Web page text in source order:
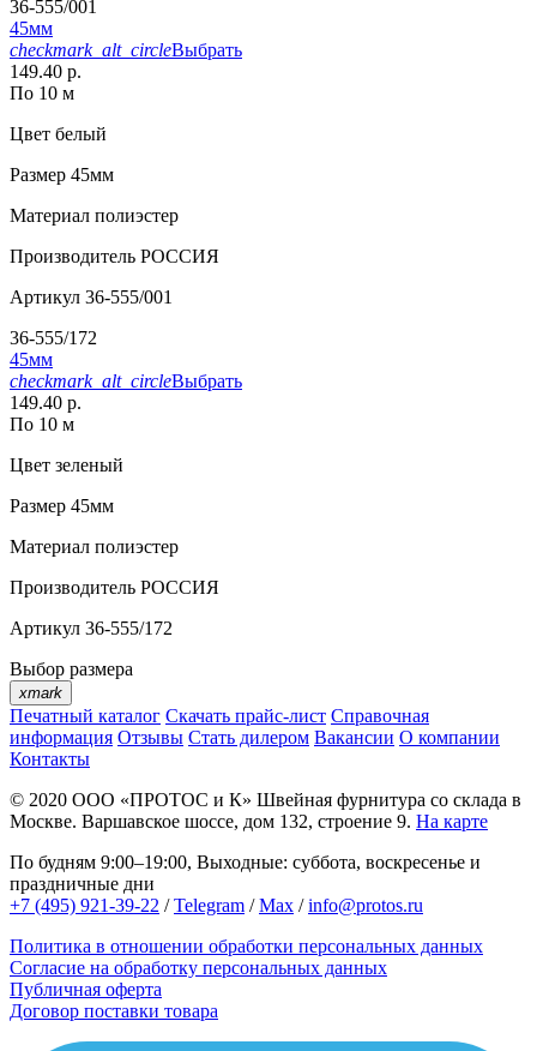
36-555/001
45мм
checkmark_alt_circleВыбрать
149.40 р.
По 10 м
Цвет белый
Размер 45мм
Материал полиэстер
Производитель РОССИЯ
Артикул 36-555/001
36-555/172
45мм
checkmark_alt_circleВыбрать
149.40 р.
По 10 м
Цвет зеленый
Размер 45мм
Материал полиэстер
Производитель РОССИЯ
Артикул 36-555/172
Выбор размера
xmark
Печатный каталог Скачать прайс-лист Справочная
информация Отзывы Стать дилером Вакансии О компании
Контакты
© 2020 ООО «ПРОТОС и К» Швейная фурнитура со склада в
Москве. Варшавское шоссе, дом 132, строение 9. На карте
По будням 9:00–19:00, Выходные: суббота, воскресенье и
праздничные дни
+7 (495) 921-39-22 /Telegram /Max /info@protos.ru
Политика в отношении обработки персональных данных
Согласие на обработку персональных данных
Публичная оферта
Договор поставки товара